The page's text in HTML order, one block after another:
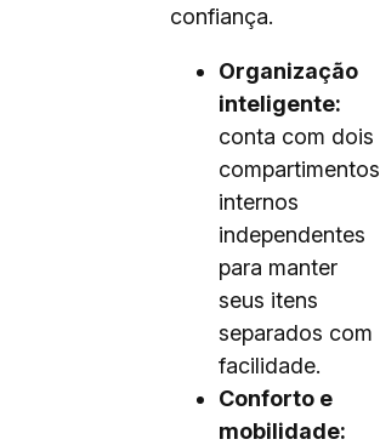
confiança.
Organização
inteligente:
conta com dois
compartimentos
internos
independentes
para manter
seus itens
separados com
facilidade.
Conforto e
mobilidade: